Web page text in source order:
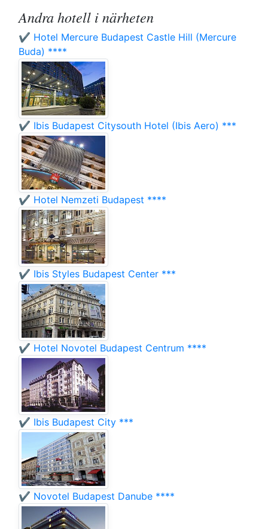
Andra hotell i närheten
✔️ Hotel Mercure Budapest Castle Hill (Mercure
Buda) ****
✔️ Ibis Budapest Citysouth Hotel (Ibis Aero) ***
✔️ Hotel Nemzeti Budapest ****
✔️ Ibis Styles Budapest Center ***
✔️ Hotel Novotel Budapest Centrum ****
✔️ Ibis Budapest City ***
✔️ Novotel Budapest Danube ****